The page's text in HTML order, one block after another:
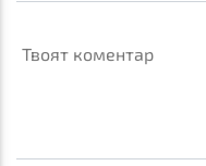
Твоят коментар